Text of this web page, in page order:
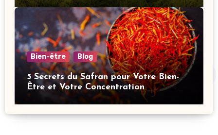
Bien-être Blog
5 Secrets du Safran pour Votre Bien-
Être et Votre Concentration